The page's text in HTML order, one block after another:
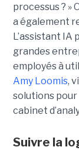
processus ? »
a également
L’assistant IA
grandes
employés à
Amy Loomis,
solutions pour
cabinet
Suivre la